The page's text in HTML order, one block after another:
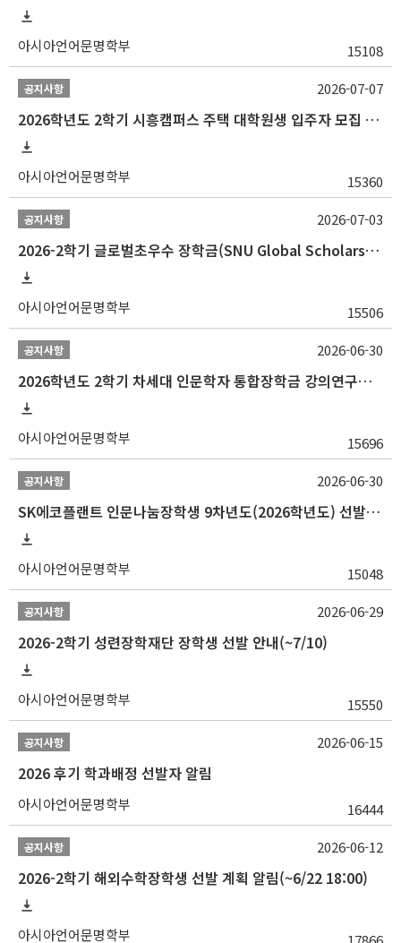
아시아언어문명학부 15108
공지사항
2026학년도 2학기 시흥캠퍼스 주택 대학원생 입주자 모집 안내
아시아언어문명학부 15360
2026-07-07
공지사항
2026-2학기 글로벌초우수 장학금(SNU Global Scholarship, GS) 신청 안내(~7/12 23:00)
아시아언어문명학부 15506
2026-07-03
공지사항
2026학년도 2학기 차세대 인문학자 통합장학금 강의연구조교 선발 안내(~7/8)
아시아언어문명학부 15696
2026-06-30
공지사항
SK에코플랜트 인문나눔장학생 9차년도(2026학년도) 선발 안내(~7/20)
아시아언어문명학부 15048
2026-06-30
공지사항
2026-2학기 성련장학재단 장학생 선발 안내(~7/10)
아시아언어문명학부 15550
2026-06-29
공지사항
2026 후기 학과배정 선발자 알림
아시아언어문명학부 16444
2026-06-15
공지사항
2026-2학기 해외수학장학생 선발 계획 알림(~6/22 18:00)
아시아언어문명학부
2026-06-12